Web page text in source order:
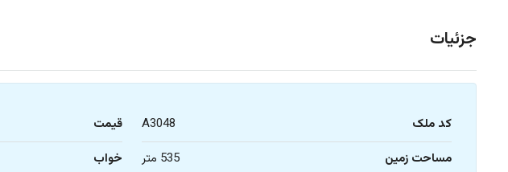
جزئیات
کد ملک A3048 قیمت
مساحت زمین
535 متر خواب